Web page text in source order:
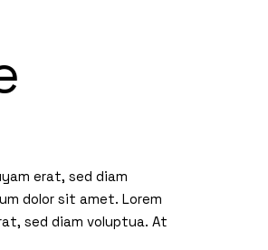
erat, sed diam
dolor sit amet. Lorem
sed diam voluptua. At